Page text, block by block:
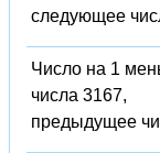
следующее
Число на 1
числа 3167,
предыдущее